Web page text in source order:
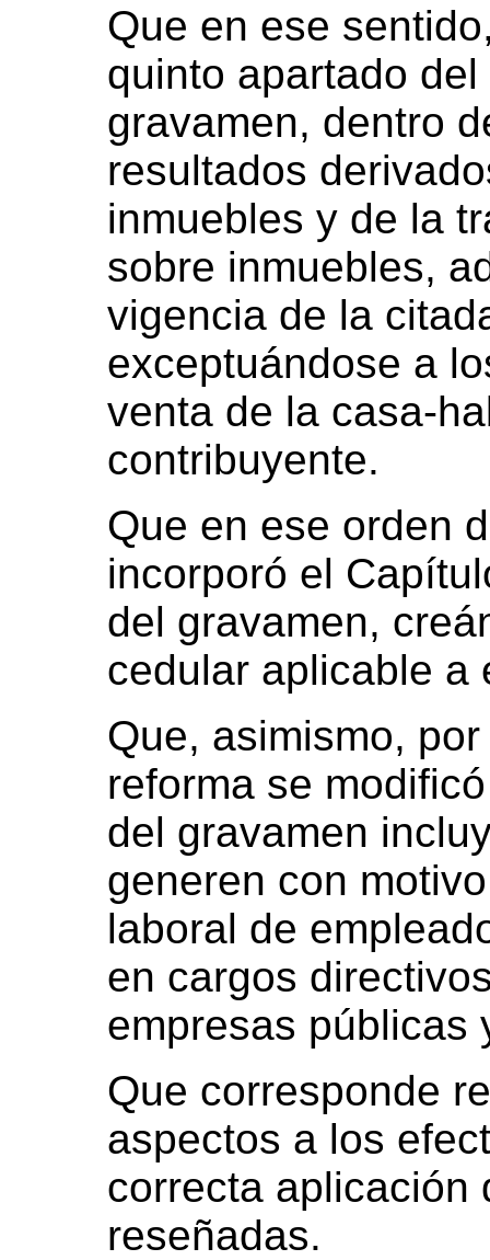
Que en ese
quinto apartado
gravamen, dentro
resultados
inmuebles y de la
sobre inmuebles,
vigencia de la
exceptuándose a
venta de la casa-
contribuyente.
Que en ese orden
incorporó el
del gravamen,
cedular aplicable a
Que, asimismo,
reforma se
del gravamen
generen con
laboral de
en cargos
empresas públicas
Que corresponde
aspectos a los
correcta aplicación
reseñadas.